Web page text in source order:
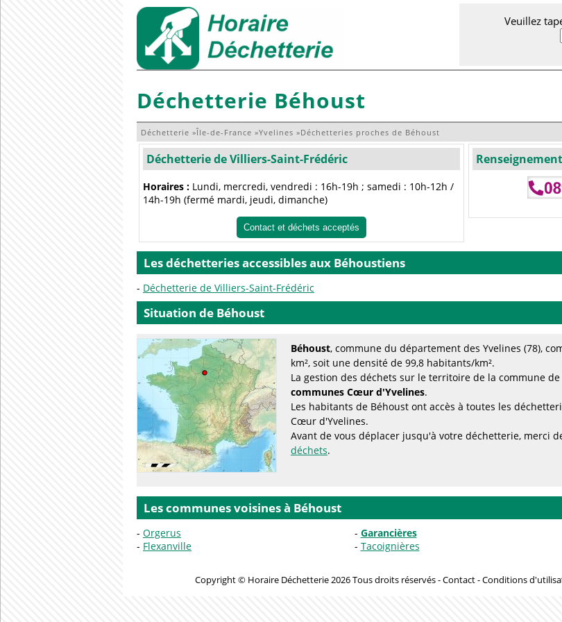
Veuillez
Déchetterie Béhoust
Déchetterie »Île-de-France »Yvelines »Déchetteries proches de Béhoust
Déchetterie de Villiers-Saint-Frédéric
Horaires : Lundi, mercredi, vendredi : 16h-19h ; samedi : 10h-12h /
14h-19h (fermé mardi, jeudi, dimanche)
Contact et déchets acceptés
Les déchetteries accessibles aux Béhoustiens
Déchetterie de Villiers-Saint-Frédéric
Situation de Béhoust
Béhoust, commune du département des Yvelines (78),
km², soit une densité de 99,8 habitants/km².
La gestion des déchets sur le territoire de la commune
communes Cœur d'Yvelines.
Les habitants de Béhoust ont accès à toutes les
Cœur d'Yvelines.
Avant de vous déplacer jusqu'à votre déchetterie, merci
déchets.
Les communes voisines à Béhoust
Orgerus Garancières
Flexanville
Tacoignières
Copyright © Horaire Déchetterie 2026 Tous droits réservés -Contact-Conditions